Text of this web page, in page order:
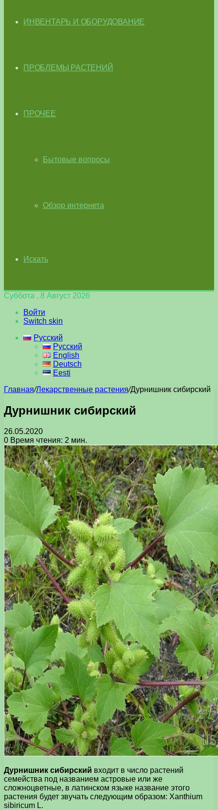
ИНВЕНТАРЬ И ОБОРУДОВАНИЕ
ПРОБЛЕМЫ РАСТЕНИЙ
ПРОЧЕЕ
Бытовые вопросы
Обзор интернета
Искать
Суббота , 8 Август 2026
Войти
Switch skin
Русский
Русский
English
Deutsch
Eesti
Главная/Лекарственные растения/Дурнишник сибирский
Дурнишник сибирский
26.05.2020
0 Время чтения: 2 мин.
Дурнишник сибирский входит в число растений
семейства под названием астровые или же
сложноцветные, в латинском языке название этого
растения будет звучать следующим образом: Xanthium
sibiricum L.